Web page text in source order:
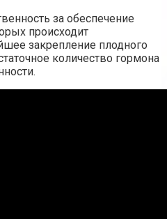
за обеспечение
происходит
закрепление плодного
количество гормона